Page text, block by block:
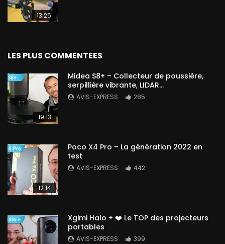
13:25
LES PLUS COMMENTEES
19:13
Midea S8+ – Collecteur de poussière,
serpillière vibrante, LIDAR…
AVIS-EXPRESS 285
12:14
Poco X4 Pro – La génération 2022 en
test
AVIS-EXPRESS 442
Xgimi Halo + ❤️ Le TOP des projecteurs
portables
AVIS-EXPRESS 399